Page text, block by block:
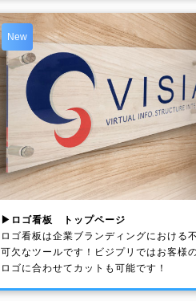
New
▶ロゴ看板 トップページ
ロゴ看板は企業ブランディングにおける不
可欠なツールです！ビジプリではお客様
ロゴに合わせてカットも可能です！